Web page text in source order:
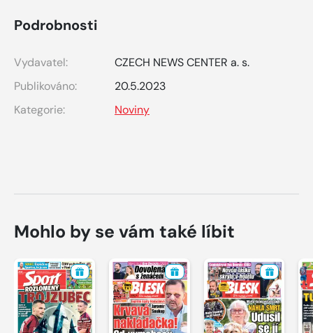
Podrobnosti
Vydavatel:
CZECH NEWS CENTER a. s.
Publikováno:
20.5.2023
Kategorie:
Noviny
Mohlo by se vám také líbit